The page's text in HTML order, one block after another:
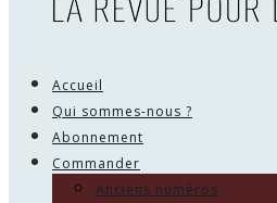
Accueil
Qui sommes-nous ?
Abonnement
Commander
Anciens numéros